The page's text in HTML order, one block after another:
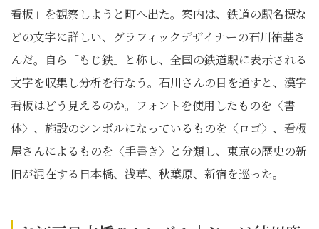
看板」を観察しようと町へ出た。案内は、鉄道の駅名標な
どの文字に詳しい、グラフィックデザイナーの石川祐基さ
んだ。自ら「もじ鉄」と称し、全国の鉄道駅に表示される
文字を収集し分析を行なう。石川さんの目を通すと、漢字
看板はどう見えるのか。フォントを使用したものを〈書
体〉、施設のシンボルになっているものを〈ロゴ〉、看板
屋さんによるものを〈手書き〉と分類し、東京の歴史の新
旧が混在する日本橋、浅草、秋葉原、新宿を巡った。